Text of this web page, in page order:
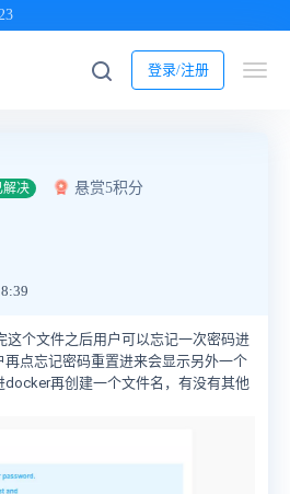
登录/注册
解决 悬赏5积分
个文件之后用户可以忘记一次密码进
点忘记密码重置进来会显示另外一个
再创建一个文件名，有没有其他